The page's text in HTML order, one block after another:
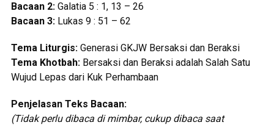
Bacaan 2:Galatia 5 : 1, 13 – 26
Bacaan 3: Lukas 9 : 51 – 62
Tema Liturgis: Generasi GKJW Bersaksi dan Beraksi
Tema Khotbah: Bersaksi dan Beraksi adalah Salah Satu
Wujud Lepas dari Kuk Perhambaan
Penjelasan Teks Bacaan:
(Tidak perlu dibaca di mimbar, cukup dibaca saat